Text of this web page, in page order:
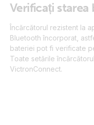
Verificați starea
Încărcătorul rezistent la
Bluetooth încorporat,
bateriei pot fi verificate
Toate setările
VictronConnect.